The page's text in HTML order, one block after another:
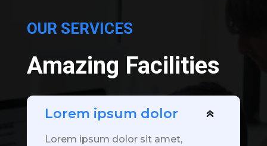
OUR SERVICES
Amazing Facilities
Lorem ipsum dolor
Lorem ipsum dolor sit amet,